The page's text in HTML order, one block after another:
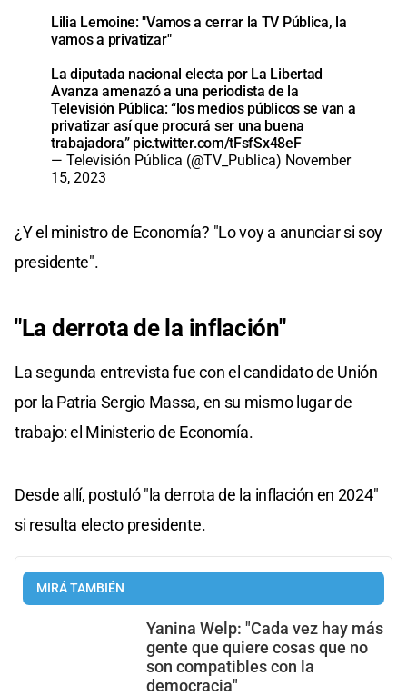
Lilia Lemoine: "Vamos a cerrar la TV Pública, la
vamos a privatizar"
La diputada nacional electa por La Libertad
Avanza amenazó a una periodista de la
Televisión Pública: “los medios públicos se van a
privatizar así que procurá ser una buena
trabajadora” pic.twitter.com/tFsfSx48eF
— Televisión Pública (@TV_Publica) November
15, 2023
¿Y el ministro de Economía? "Lo voy a anunciar si soy
presidente".
"La derrota de la inflación"
La segunda entrevista fue con el candidato de Unión
por la Patria Sergio Massa, en su mismo lugar de
trabajo: el Ministerio de Economía.
Desde allí, postuló "la derrota de la inflación en 2024"
si resulta electo presidente.
MIRÁ TAMBIÉN
Yanina Welp: "Cada vez hay más
gente que quiere cosas que no
son compatibles con la
democracia"